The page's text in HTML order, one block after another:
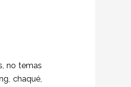
no temas
chaqué,